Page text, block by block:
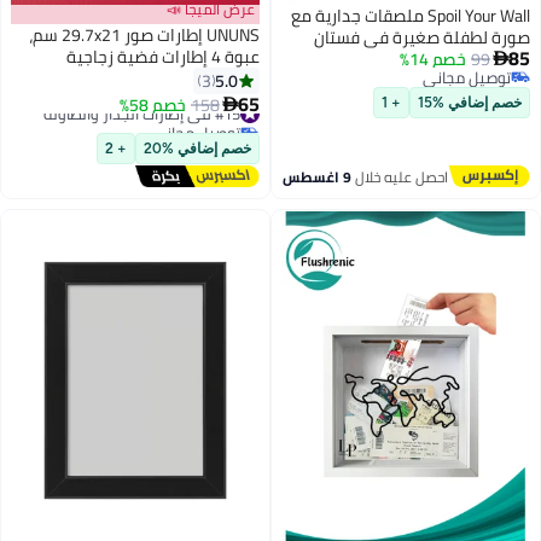
Spoil Your Wall ملصقات جدارية مع
صورة لطفلة صغيرة في فستان
وردي وإطار أسود - فنون جدارية
سم من Spoil Your Wall
85
99 خصم 14%
توصيل مجاني
توصيل مجاني
خصم إضافي %15 + 1
احصل عليه خلال9 اغسطس
عرض الميجا 📣
UNUNS إطارات صور 29.7x21 سم،
عبوة 4 إطارات فضية زجاجية
لشهادات المستندات والدبلومات،
فقط للعرض على الطاولة عمودياً أو
أفقياً
5.0
3
65
158 خصم 58% #15 في إطارات الجدار والطاولة
توصيل مجاني
#15 في إطارات الجدار والطاولة
خصم إضافي %20 + 2